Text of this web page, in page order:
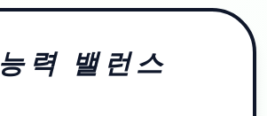
능력 밸런스